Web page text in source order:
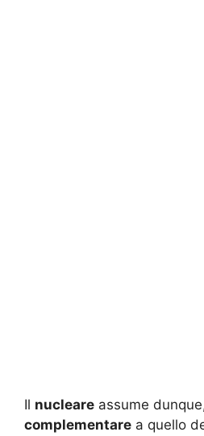
Il nucleare assume
complementare a quello